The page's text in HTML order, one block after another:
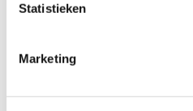
Statistieken
Marketing